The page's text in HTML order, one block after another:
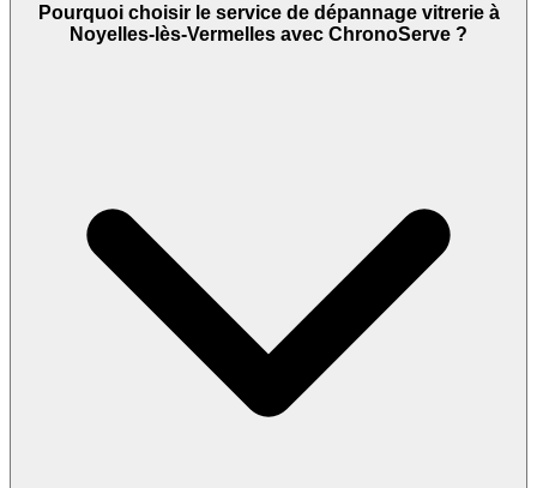
Pourquoi choisir le service de dépannage vitrerie à
Noyelles-lès-Vermelles avec ChronoServe ?